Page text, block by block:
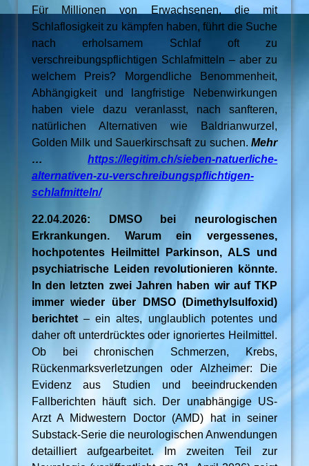
Für Millionen von Erwachsenen, die mit
Schlaflosigkeit zu kämpfen haben, führt die Suche
nach erholsamem Schlaf oft zu
verschreibungspflichtigen Schlafmitteln – aber zu
welchem Preis? Morgendliche Benommenheit,
Abhängigkeit und langfristige Nebenwirkungen
haben viele dazu veranlasst, nach sanfteren,
natürlichen Alternativen wie Baldrianwurzel,
Golden Milk und Sauerkirschsaft zu suchen.Mehr
…https://legitim.ch/sieben-natuerliche-
alternativen-zu-verschreibungspflichtigen-
schlafmitteln/
22.04.2026: DMSO bei neurologischen
Erkrankungen. Warum ein vergessenes,
hochpotentes Heilmittel Parkinson, ALS und
psychiatrische Leiden revolutionieren könnte.
In den letzten zwei Jahren haben wir auf TKP
immer wieder über DMSO (Dimethylsulfoxid)
berichtet – ein altes, unglaublich potentes und
daher oft unterdrücktes oder ignoriertes Heilmittel.
Ob bei chronischen Schmerzen, Krebs,
Rückenmarksverletzungen oder Alzheimer: Die
Evidenz aus Studien und beeindruckenden
Fallberichten häuft sich. Der unabhängige US-
Arzt A Midwestern Doctor (AMD) hat in seiner
Substack-Serie die neurologischen Anwendungen
detailliert aufgearbeitet. Im zweiten Teil zur